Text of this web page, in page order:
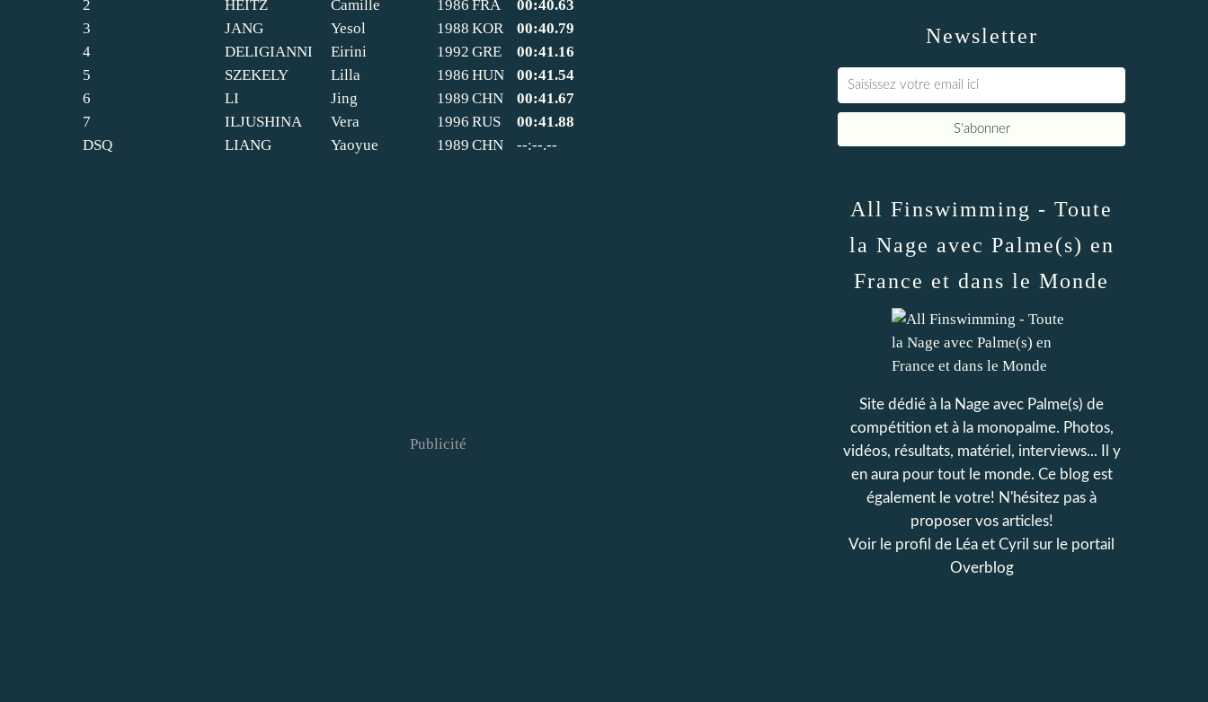
2
HEITZ Camille 1986 FRA
00:40.63
3
JANG Yesol 1988 KOR
00:40.79
4
DELIGIANNI Eirini 1992 GRE
00:41.16
5
SZEKELY Lilla 1986 HUN
00:41.54
6
LI Jing 1989 CHN
00:41.67
7
ILJUSHINA Vera 1996 RUS
00:41.88
DSQ
LIANG Yaoyue 1989 CHN --:--.--
Publicité
Newsletter
All Finswimming - Toute
la Nage avec Palme(s) en
France et dans le Monde
Site dédié à la Nage avec Palme(s) de
compétition et à la monopalme. Photos,
vidéos, résultats, matériel, interviews... Il y
en aura pour tout le monde. Ce blog est
également le votre! N'hésitez pas à
proposer vos articles!
Voir le profil de Léa et Cyril sur le portail
Overblog